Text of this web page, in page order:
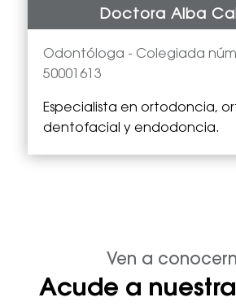
Doctora Alba
Odontóloga - Colegiada
50001613
Especialista en ortodoncia,
dentofacial y endodoncia.
Ven a
Acude a